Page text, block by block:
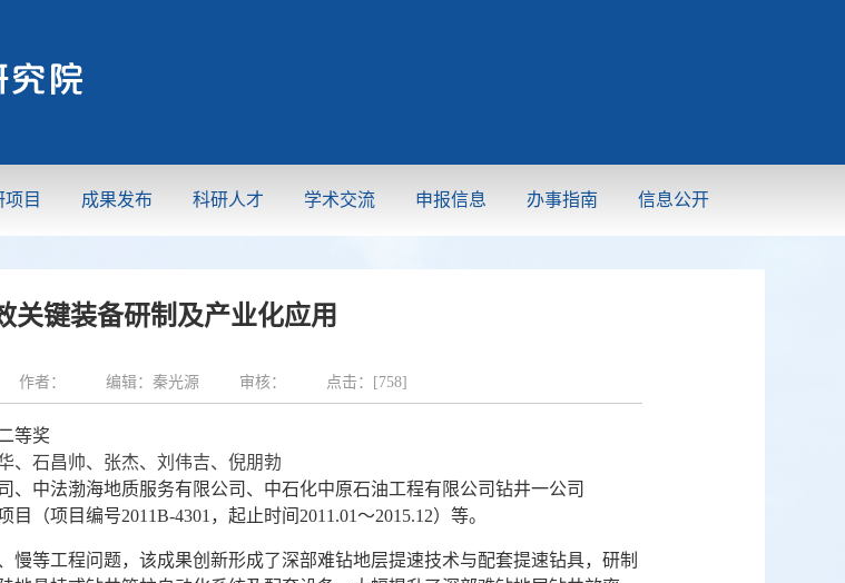
项目 成果发布 科研人才 学术交流 申报信息 办事指南 信息公开
关键装备研制及产业化应用
日 作者： 编辑：秦光源 审核： 点击：[758]
等奖
、石昌帅、张杰、刘伟吉、倪朋勃
、中法渤海地质服务有限公司、中石化中原石油工程有限公司钻井一公司
（项目编号2011B-4301，起止时间2011.01～2015.12）等。
等工程问题，该成果创新形成了深部难钻地层提速技术与配套提速钻具，研制